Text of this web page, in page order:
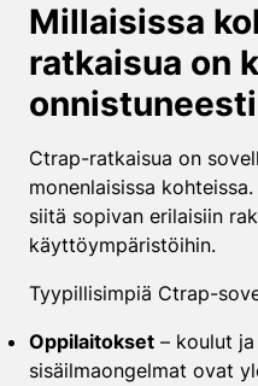
Millaisissa
ratkaisua on
Ctrap-ratkaisua on
monenlaisissa
siitä sopivan erilaisiin
käyttöympäristöihin.
Tyypillisimpiä Ctrap-
Oppilaitokset – koulut
sisäilmaongelmat ovat